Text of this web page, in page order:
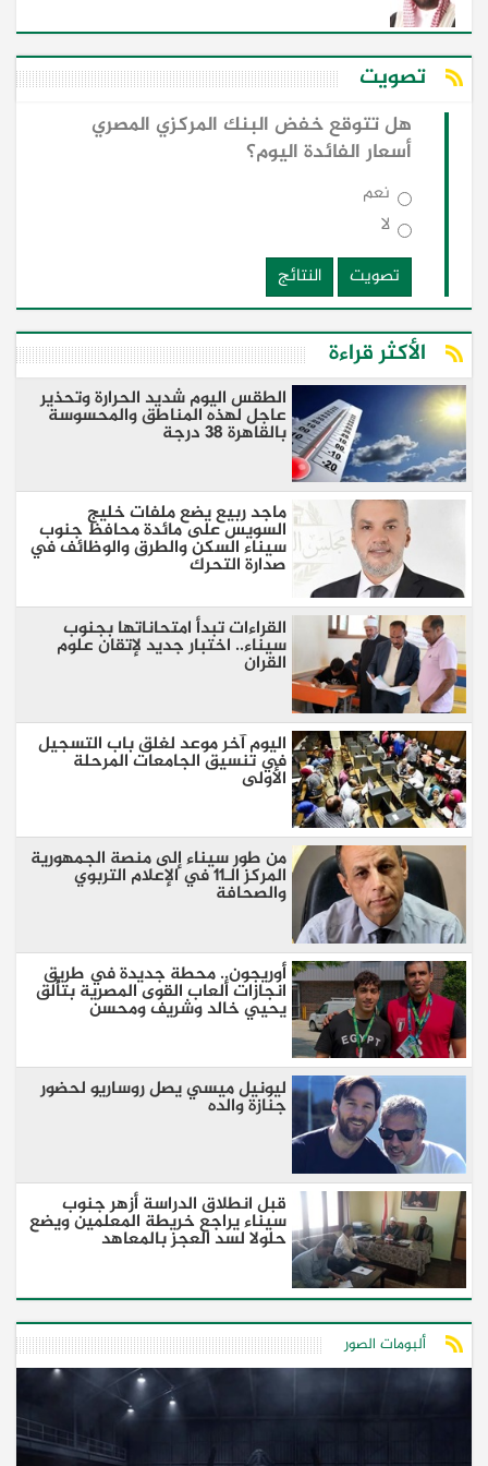
تصويت
هل تتوقع خفض البنك المركزي المصري
أسعار الفائدة اليوم؟
نعم
لا
تصويت
النتائج
الأكثر قراءة
الطقس اليوم شديد الحرارة وتحذير
عاجل لهذه المناطق والمحسوسة
بالقاهرة 38 درجة
ماجد ربيع يضع ملفات خليج
السويس على مائدة محافظ جنوب
سيناء السكن والطرق والوظائف في
صدارة التحرك
القراءات تبدأ امتحاناتها بجنوب
سيناء.. اختبار جديد لإتقان علوم
القران
اليوم آخر موعد لغلق باب التسجيل
في تنسيق الجامعات المرحلة
الأولى
من طور سيناء إلى منصة الجمهورية
المركز الـ11 في الإعلام التربوي
والصحافة
أوريجون.. محطة جديدة في طريق
انجازات ألعاب القوى المصرية بتألق
يحيي خالد وشريف ومحسن
ليونيل ميسي يصل روساريو لحضور
جنازة والده
قبل انطلاق الدراسة أزهر جنوب
سيناء يراجع خريطة المعلمين ويضع
حلولا لسد العجز بالمعاهد
ألبومات الصور